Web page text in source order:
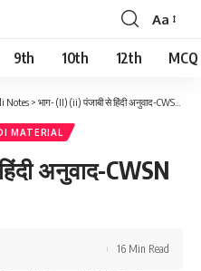
Font
Resizer
Aa
9th 10th 12th MCQ
Notes > भाग- (II) (ii) पंजाबी से हिंदी अनुवाद-CWSN प्रश्न बैंक
MATERIAL
अनुवाद-CWSN
16 Min Read